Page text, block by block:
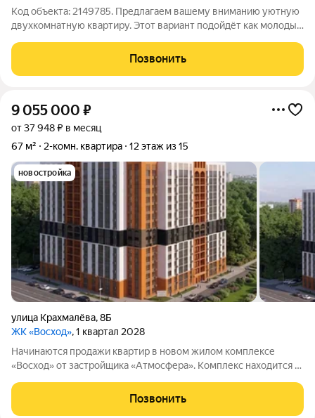
Код объекта: 2149785. Предлагаем вашему вниманию уютную
двухкомнатную квартиру. Этот вариант подойдёт как молодым
комнаты,балкон, есть отдельная комната под гардеробную
.Окна выходят во двор.
Позвонить
9 055 000 ₽
от 37 948 ₽ в месяц
67 м²
2-комн. квартира 12 этаж из 15
новостройка
улица Крахмалёва,8Б
ЖК «Восход», 1 квартал 2028
Начинаются продажи квартир в новом жилом комплексе
«Восход» от застройщика «Атмосфера». Комплекс находится в
зелёный массив возле ручья, так что жители смогут
наслаждаться живописными пейзажами и
Позвонить